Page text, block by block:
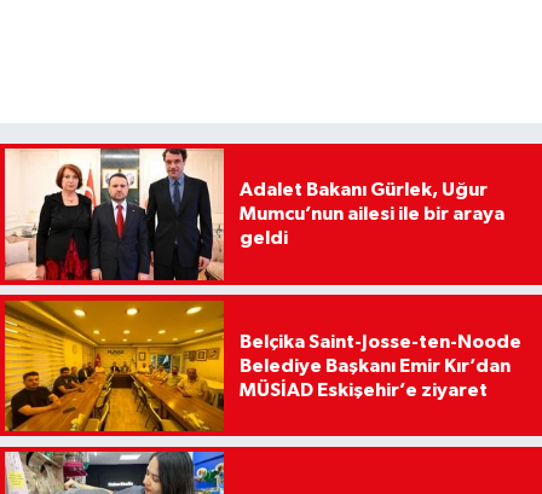
Adalet Bakanı Gürlek, Uğur
Mumcu’nun ailesi ile bir araya
geldi
Belçika Saint-Josse-ten-Noode
Belediye Başkanı Emir Kır’dan
MÜSİAD Eskişehir’e ziyaret